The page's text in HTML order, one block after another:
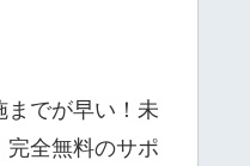
までが早い！未
完全無料のサポ